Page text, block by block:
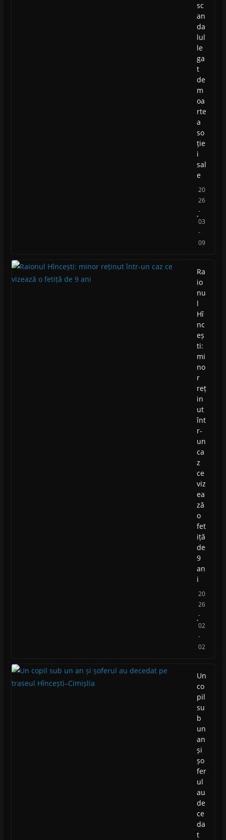
sc
an
da
lul
le
ga
t
de
m
oa
rte
a
so
ție
i
sal
e
20
26
-
03
-
09
Ra
io
nu
l
Hî
nc
eș
ti:
mi
no
r
reț
in
ut
înt
r-
un
ca
z
ce
viz
ea
ză
o
fet
iță
de
9
an
i
20
26
-
02
-
02
Un
co
pil
su
b
un
an
și
șo
fer
ul
au
de
ce
da
t